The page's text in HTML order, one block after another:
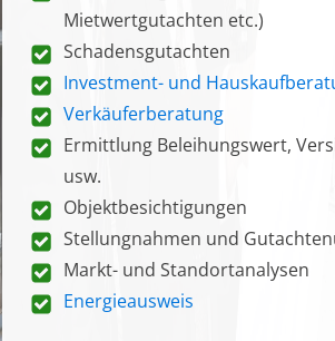
Mietwertgutachten etc.)
Schadensgutachten
Investment- und
Verkäuferberatung
Ermittlung Beleihungswert,
usw.
Objektbesichtigungen
Stellungnahmen und
Markt- und Standortanalysen
Energieausweis